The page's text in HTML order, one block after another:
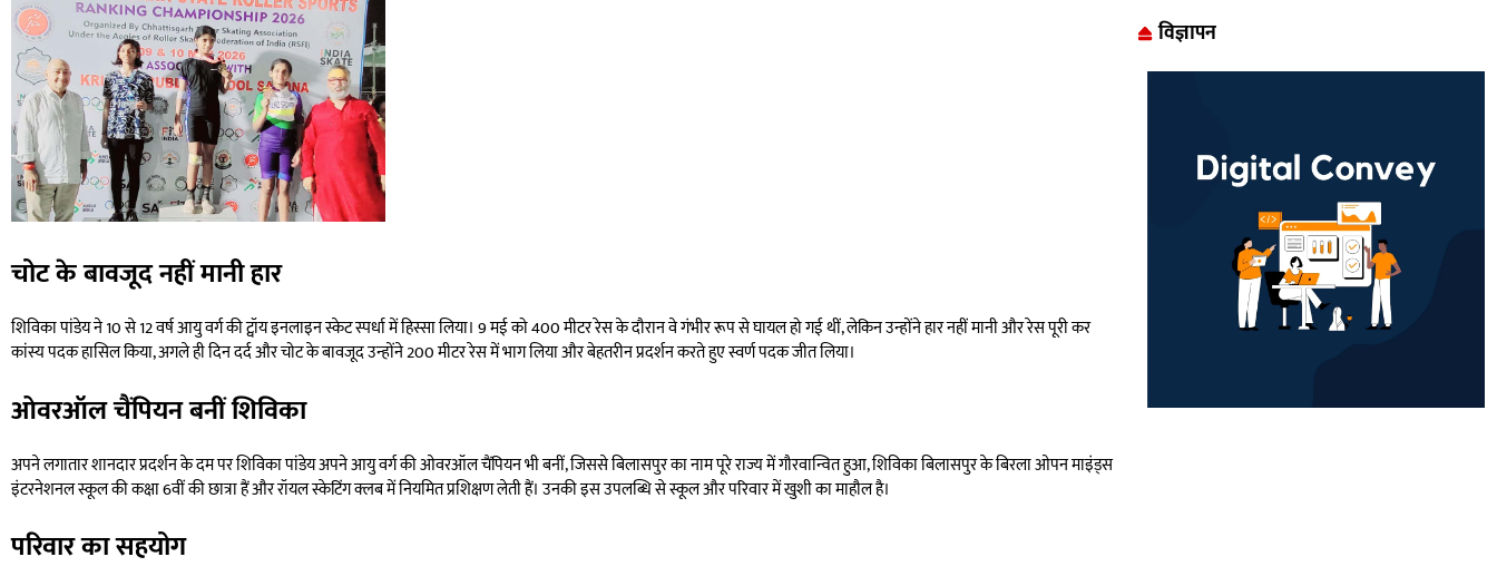
चोट के बावजूद नहीं मानी हार
शिविका पांडेय ने 10 से 12 वर्ष आयु वर्ग की ट्वॉय इनलाइन स्केट स्पर्धा में हिस्सा लिया। 9 मई को 400 मीटर रेस के दौरान वे गंभीर रूप से घायल हो गई थीं, लेकिन उन्होंने हार नहीं मानी और रेस पूरी कर
कांस्य पदक हासिल किया, अगले ही दिन दर्द और चोट के बावजूद उन्होंने 200 मीटर रेस में भाग लिया और बेहतरीन प्रदर्शन करते हुए स्वर्ण पदक जीत लिया।
ओवरऑल चैंपियन बनीं शिविका
अपने लगातार शानदार प्रदर्शन के दम पर शिविका पांडेय अपने आयु वर्ग की ओवरऑल चैंपियन भी बनीं, जिससे बिलासपुर का नाम पूरे राज्य में गौरवान्वित हुआ, शिविका बिलासपुर के बिरला ओपन माइंड्स
इंटरनेशनल स्कूल की कक्षा 6वीं की छात्रा हैं और रॉयल स्केटिंग क्लब में नियमित प्रशिक्षण लेती हैं। उनकी इस उपलब्धि से स्कूल और परिवार में खुशी का माहौल है।
परिवार का सहयोग
विज्ञापन